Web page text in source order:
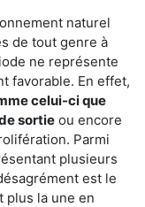
naturel
de tout genre à
ne représente
favorable. En effet,
celui-ci que
sortie ou encore
Parmi
plusieurs
est le
plus la une en